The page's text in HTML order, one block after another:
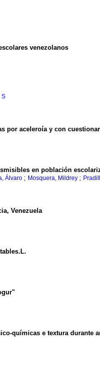
venezolanos
S
por aceleroía y con
en población
Álvaro ; Mosquera, Mildrey ;
Venezuela
"
químicas e textura durante